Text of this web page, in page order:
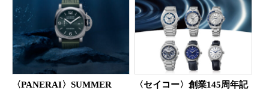
〈PANERAI〉SUMMER
〈セイコー〉創業145周年記